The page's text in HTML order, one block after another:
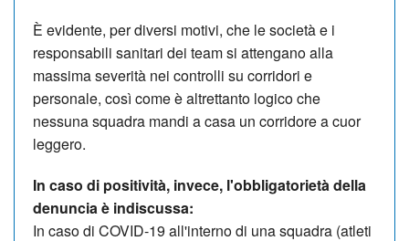
È evidente, per diversi motivi, che le società e i
responsabili sanitari dei team si attengano alla
massima severità nei controlli su corridori e
personale, così come è altrettanto logico che
nessuna squadra mandi a casa un corridore a cuor
leggero.
In caso di positività, invece, l'obbligatorietà della
denuncia è indiscussa:
In caso di COVID-19 all'interno di una squadra (atleti